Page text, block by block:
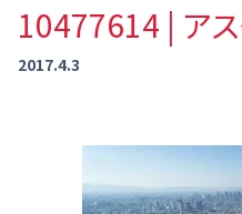
10477614 | ア
2017.4.3